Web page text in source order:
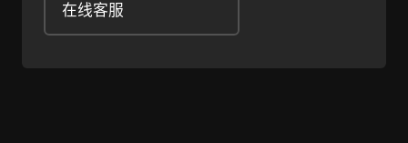
在线客服